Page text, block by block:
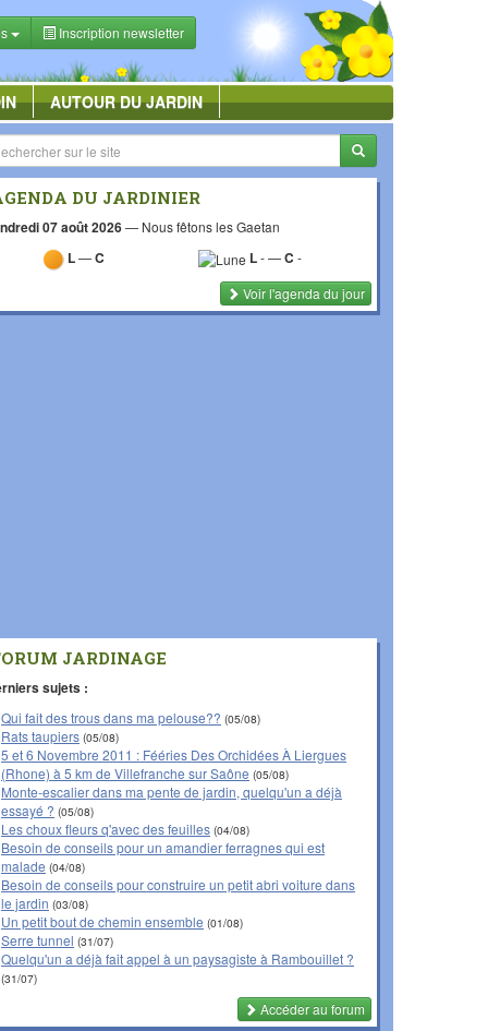
Inscription newsletter
AUTOUR DU JARDIN
DU JARDINIER
07 août 2026— Nous fêtons les Gaetan
L—C L-—C-
Voir l'agenda du jour
JARDINAGE
sujets :
Qui fait des trous dans ma pelouse?? (05/08)
Rats taupiers (05/08)
5 et 6 Novembre 2011 : Fééries Des Orchidées À Liergues
(Rhone) à 5 km de Villefranche sur Saône (05/08)
Monte-escalier dans ma pente de jardin, quelqu'un a déjà
essayé ? (05/08)
Les choux fleurs q'avec des feuilles (04/08)
Besoin de conseils pour un amandier ferragnes qui est
malade (04/08)
Besoin de conseils pour construire un petit abri voiture dans
le jardin (03/08)
Un petit bout de chemin ensemble (01/08)
Serre tunnel (31/07)
Quelqu'un a déjà fait appel à un paysagiste à Rambouillet ?
(31/07)
Accéder au forum